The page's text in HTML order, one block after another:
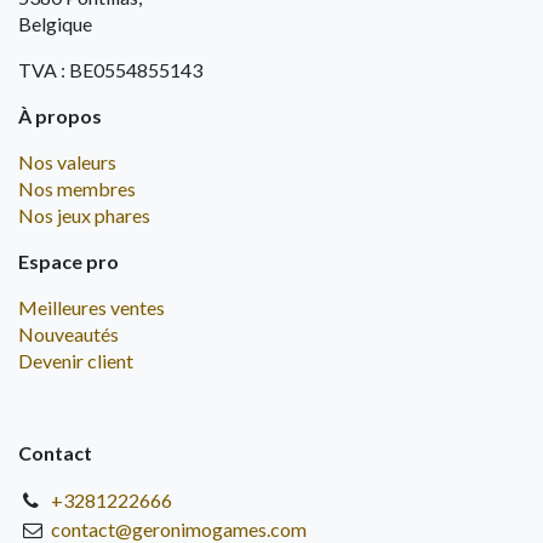
Belgique
TVA : BE0554855143
À propos
Nos valeurs
Nos membres
Nos jeux phares
Espace pro
Meilleures ventes
Nouveautés
Devenir client
Contact
+3281222666
contact@geronimogames.com